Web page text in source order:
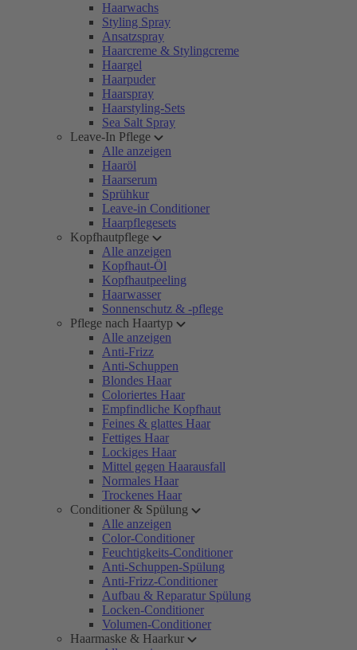
Haarwachs
Styling Spray
Ansatzspray
Haarcreme & Stylingcreme
Haargel
Haarpuder
Haarspray
Haarstyling-Sets
Sea Salt Spray
Leave-In Pflege
Alle anzeigen
Haaröl
Haarserum
Sprühkur
Leave-in Conditioner
Haarpflegesets
Kopfhautpflege
Alle anzeigen
Kopfhaut-Öl
Kopfhautpeeling
Haarwasser
Sonnenschutz & -pflege
Pflege nach Haartyp
Alle anzeigen
Anti-Frizz
Anti-Schuppen
Blondes Haar
Coloriertes Haar
Empfindliche Kopfhaut
Feines & glattes Haar
Fettiges Haar
Lockiges Haar
Mittel gegen Haarausfall
Normales Haar
Trockenes Haar
Conditioner & Spülung
Alle anzeigen
Color-Conditioner
Feuchtigkeits-Conditioner
Anti-Schuppen-Spülung
Anti-Frizz-Conditioner
Aufbau & Reparatur Spülung
Locken-Conditioner
Volumen-Conditioner
Haarmaske & Haarkur